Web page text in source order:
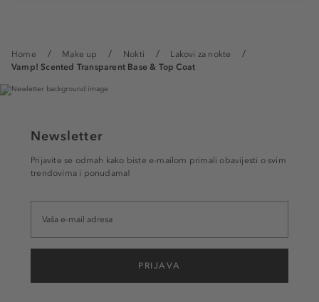
Home Make up Nokti
Lakovi za nokte
Vamp! Scented Transparent Base & Top Coat
Newsletter
Prijavite se odmah kako biste e-mailom primali obavijesti o svim
trendovima i ponudama!
PRIJAVA